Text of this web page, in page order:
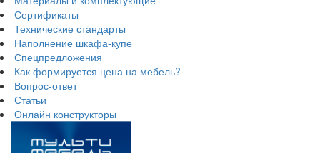
Сертификаты
Технические стандарты
Наполнение шкафа-купе
Спецпредложения
Как формируется цена на мебель?
Вопрос-ответ
Статьи
Онлайн конструкторы